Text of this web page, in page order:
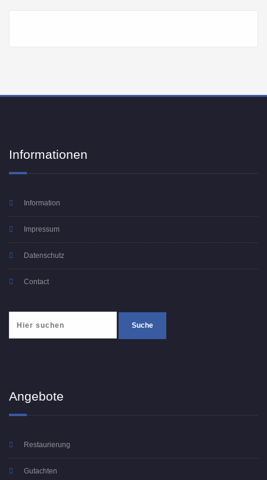
Informationen
Information
Impressum
Datenschutz
Contact
Angebote
Restaurierung
Gutachten